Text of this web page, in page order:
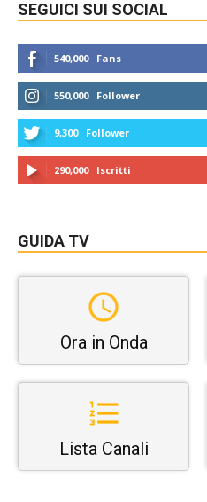
SEGUICI SUI SOCIAL
540,000 Fans
550,000 Follower
9,300 Follower
290,000 Iscritti
GUIDA TV
Ora in Onda
Lista Canali